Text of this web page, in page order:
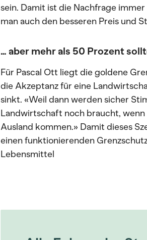
sein. Damit ist die Nachfrage
man auch den besseren Preis und
… aber mehr als 50 Prozent
Für Pascal Ott liegt die goldene
die Akzeptanz für eine
sinkt. «Weil dann werden sicher
Landwirtschaft noch braucht,
Ausland kommen.» Damit dieses
einen funktionierenden
Lebensmittel